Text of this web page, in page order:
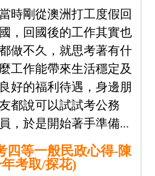
都在志光
生新方向
業 警專教甄
經驗
專技證照
專區
四等一般民政心得-田
個月考取)
時剛從澳洲打工度假回
，回國後的工作其實也